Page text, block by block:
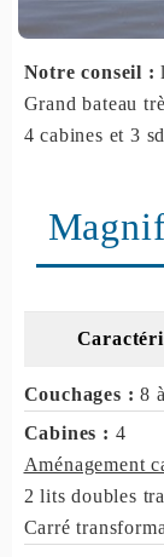
Notre conseil :
Grand bateau
4 cabines et 3
Couchages : 8
Cabines : 4
Aménagement
2 lits doubles
Carré